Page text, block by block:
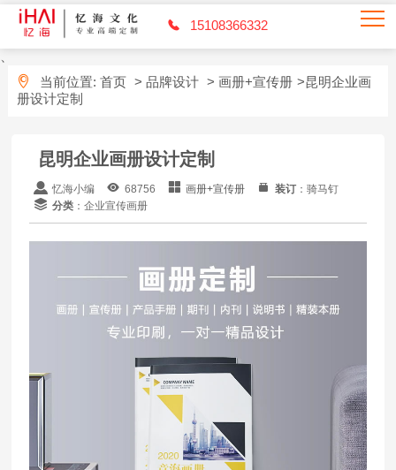
15108366332
当前位置: 首页 > 品牌设计 > 画册+宣传册 >昆明企业画
册设计定制
昆明企业画册设计定制
忆海小编 68756 画册+宣传册 装订 ：骑马钉
分类 ：企业宣传画册